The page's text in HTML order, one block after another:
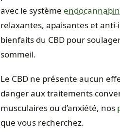
avec le système
relaxantes, apaisantes et
bienfaits du CBD pour
sommeil.
Le CBD ne présente aucun
danger aux traitements
musculaires ou d’anxiété, nos
que vous recherchez.